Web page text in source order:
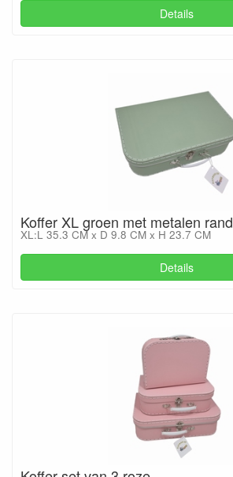
Details
Koffer XL groen met metalen rand
XL:L 35.3 CM x D 9.8 CM x H 23.7 CM
Details